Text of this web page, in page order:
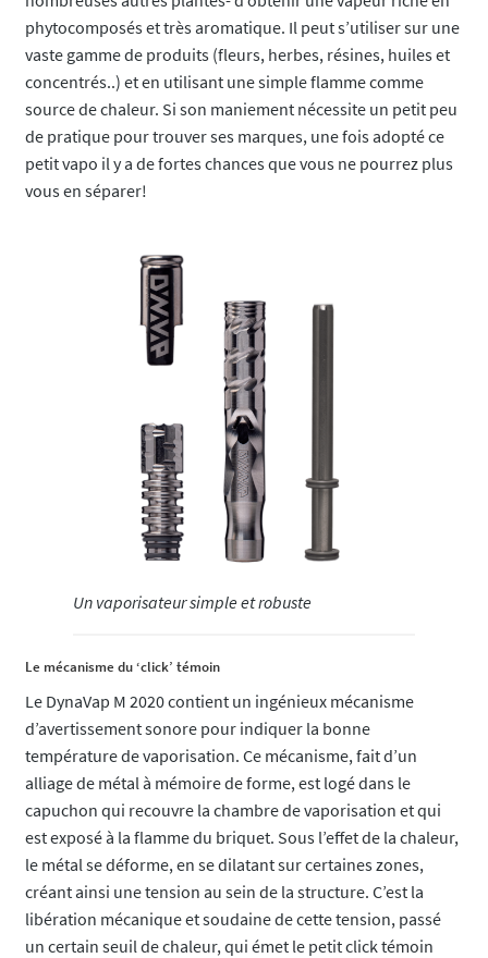
phytocomposés et très aromatique. Il peut s’utiliser sur une
vaste gamme de produits (fleurs, herbes, résines, huiles et
concentrés..) et en utilisant une simple flamme comme
source de chaleur. Si son maniement nécessite un petit peu
de pratique pour trouver ses marques, une fois adopté ce
petit vapo il y a de fortes chances que vous ne pourrez plus
vous en séparer!
Un vaporisateur simple et robuste
Le mécanisme du ‘click’ témoin
Le DynaVap M 2020 contient un ingénieux mécanisme
d’avertissement sonore pour indiquer la bonne
température de vaporisation. Ce mécanisme, fait d’un
alliage de métal à mémoire de forme, est logé dans le
capuchon qui recouvre la chambre de vaporisation et qui
est exposé à la flamme du briquet. Sous l’effet de la chaleur,
le métal se déforme, en se dilatant sur certaines zones,
créant ainsi une tension au sein de la structure. C’est la
libération mécanique et soudaine de cette tension, passé
un certain seuil de chaleur, qui émet le petit click témoin